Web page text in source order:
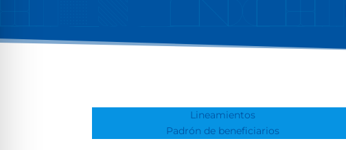
Lineamientos
Padrón de beneficiarios